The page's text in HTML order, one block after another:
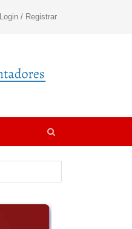
Login / Registrar